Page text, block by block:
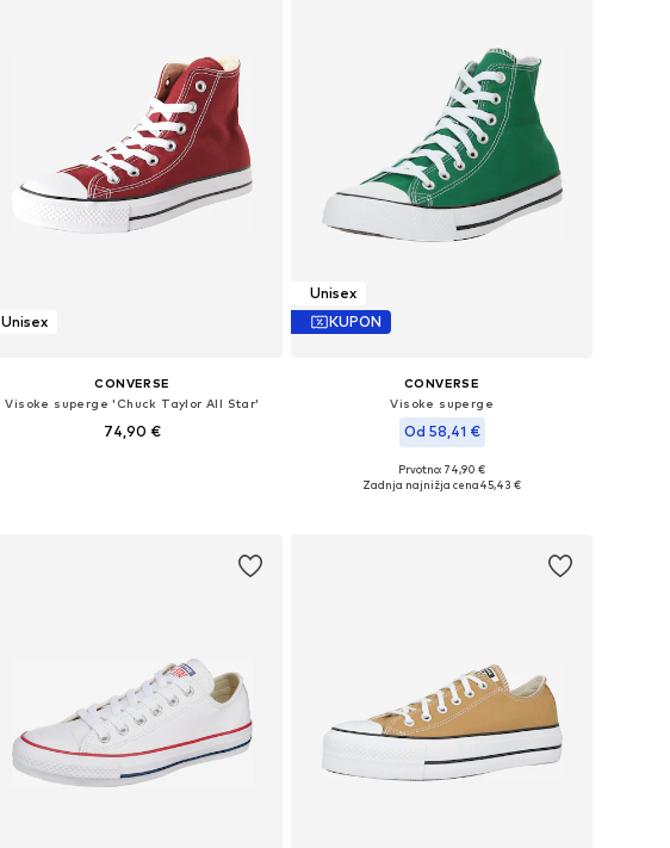
Unisex
CONVERSE
Visoke superge 'Chuck Taylor All Star'
74,90 €
Unisex
KUPON
CONVERSE
Visoke superge
Od 58,41 €
Na voljo v različnih velikostih
Prvotno: 74,90 €
Zadnja najnižja cena45,43 €